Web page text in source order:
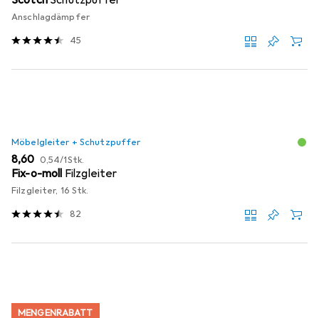
Anschlagdämpfer
45
Möbelgleiter + Schutzpuffer
EUR
8,60 EUR
0,54/1Stk.
Fix-o-moll Filzgleiter
Filzgleiter, 16 Stk.
82
MENGENRABATT